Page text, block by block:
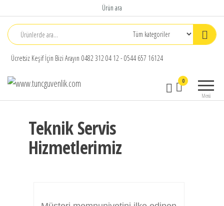
Ürün ara
Ücretsiz Keşif İçin Bizi Arayın 0482 312 04 12 - 0544 657 16124
www.tuncguvenlik.com
Güvenlik
Ltd.Şti
Menü
0
Teknik Servis
Hizmetlerimiz